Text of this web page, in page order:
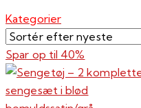
Kategorier
Spar op til 40%